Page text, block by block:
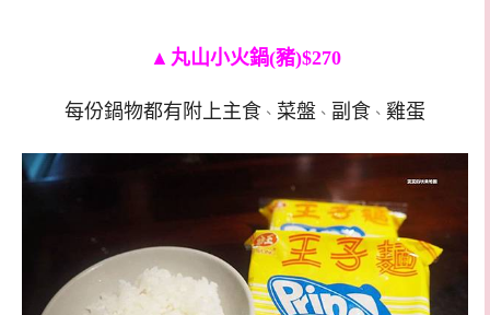
▲ 丸山小火鍋(豬)$270
每份鍋物都有附上主食 、 菜盤 、 副食 、 雞蛋